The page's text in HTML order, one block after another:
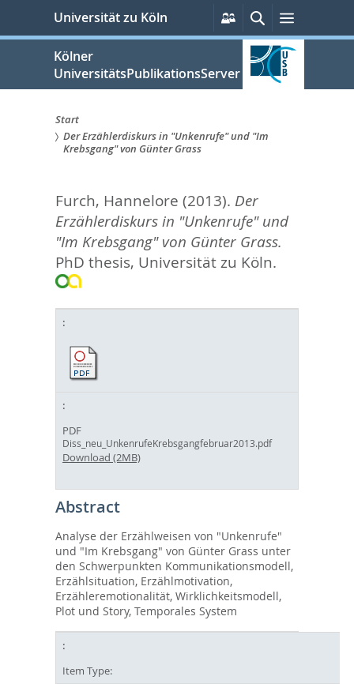
springen
Universität zu Köln
Persönliche
Services
SucheMenü
Kölner
UniversitätsPublikationsServer
Sie
hier:
Start
Der Erzählerdiskurs in "Unkenrufe" und "Im
Krebsgang" von Günter Grass
Furch, Hannelore (2013). Der
Erzählerdiskurs in "Unkenrufe" und
"Im Krebsgang" von Günter Grass.
PhD thesis, Universität zu Köln.
PDF
Diss_neu_UnkenrufeKrebsgangfebruar2013.pdf
Download (2MB)
Abstract
Analyse der Erzählweisen von "Unkenrufe"
und "Im Krebsgang" von Günter Grass unter
den Schwerpunkten Kommunikationsmodell,
Erzählsituation, Erzählmotivation,
Erzähleremotionalität, Wirklichkeitsmodell,
Plot und Story, Temporales System
Item Type: